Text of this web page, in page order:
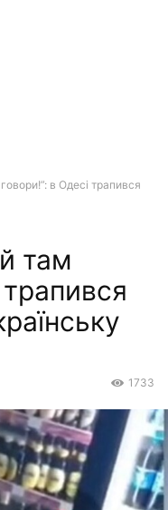
в Одесі трапився
там
1733